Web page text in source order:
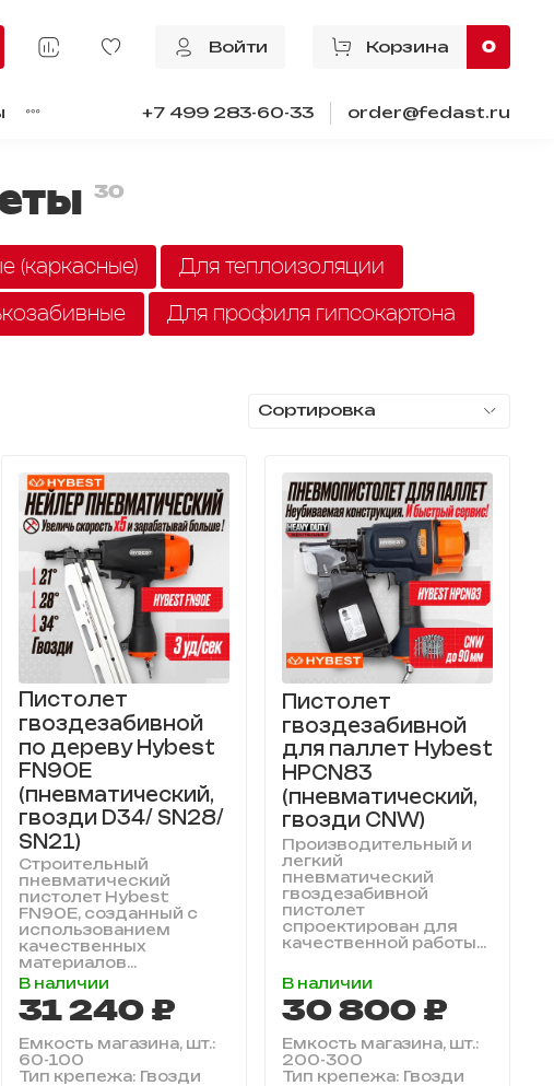
Войти Корзина 0
+7 499 283-60-33 order@fedast.ru
30
(каркасные)
Для теплоизоляции
Для профиля гипсокартона
Пистолет
гвоздезабивной
по дереву Hybest
FN90E
(пневматический,
гвозди D34/ SN28/
SN21)
Строительный
пневматический
пистолет Hybest
FN90E, созданный с
использованием
качественных
материалов...
В наличии
31 240 ₽
Емкость магазина, шт.:
60-100
Тип крепежа: Гвозди
Пистолет
гвоздезабивной
для паллет Hybest
HPCN83
(пневматический,
гвозди CNW)
Производительный и
легкий
пневматический
гвоздезабивной
пистолет
спроектирован для
качественной работы...
В наличии
30 800 ₽
Емкость магазина, шт.:
200-300
Тип крепежа: Гвозди